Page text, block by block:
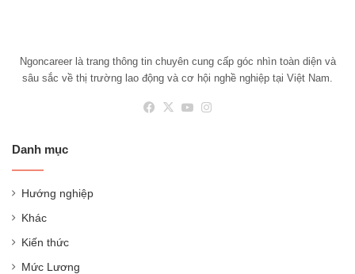
Ngoncareer là trang thông tin chuyên cung cấp góc nhìn toàn diện và
sâu sắc về thị trường lao động và cơ hội nghề nghiệp tại Việt Nam.
Facebook
X YouTube
Danh mục
Hướng nghiệp
Khác
Kiến thức
Mức Lương